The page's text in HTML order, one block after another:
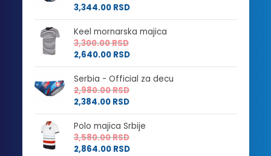
3,344.00 RSD
Keel mornarska majica
3,300.00RSD
2,640.00 RSD
Serbia - Official za decu
2,980.00RSD
2,384.00 RSD
Polo majica Srbije
3,580.00RSD
2,864.00 RSD